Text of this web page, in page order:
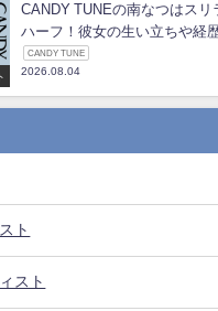
CANDY TUNEの南なつはス
ハーフ！彼女の生い立ちや経
CANDY TUNE
2026.08.04
ト
スト